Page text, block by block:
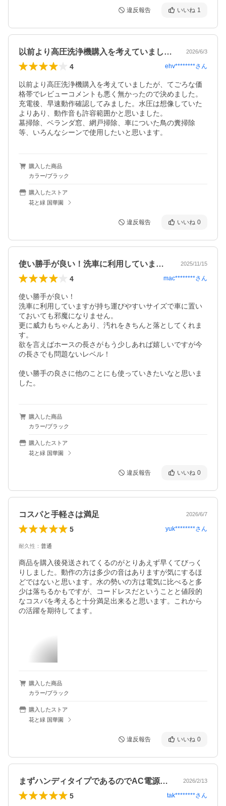
違反報告 いいね 1
以前より高圧洗浄機購入を考えていました… 2026/6/3
4 ehv********さん
以前より高圧洗浄機購入を考えていましたが、てごろな価
格帯でレビューコメントも悪く無かったので決めました。
充電後、早速動作確認してみました。水圧は想像していた
よりあり、動作音も許容範囲かと思いました。
墓掃除、ベランダ窓、網戸掃除、車についた鳥の糞掃除
等、いろんなシーンで使用したいと思います。
購入した商品
カラー/ブラック
購入したストア
花と緑 国華園
違反報告 いいね 0
使い勝手が良い！洗車に利用していますが… 2025/11/15
4 mac********さん
使い勝手が良い！
洗車に利用していますが持ち運びやすいサイズで車に置い
ておいても邪魔になりません。
更に威力もちゃんとあり、汚れをきちんと落としてくれま
す。
欲を言えばホースの長さがもう少しあれば嬉しいですが今
の長さでも問題ないレベル！
使い勝手の良さに他のことにも使っていきたいなと思いま
した。
購入した商品
カラー/ブラック
購入したストア
花と緑 国華園
違反報告 いいね 0
コスパと手軽さは満足 2026/6/7
5 yuk********さん
耐久性 ： 普通
商品を購入後発送されてくるのがとりあえず早くてびっく
りしました。動作の方は多少の音はありますが気にするほ
どではないと思います。水の勢いの方は電気に比べると多
少は落ちるかもですが、コードレスだということと値段的
なコスパを考えると十分満足出来ると思います。これから
の活躍を期待してます。
購入した商品
カラー/ブラック
購入したストア
花と緑 国華園
違反報告 いいね 0
まずハンディタイプであるのでAC電源の… 2026/2/13
5 tak********さん